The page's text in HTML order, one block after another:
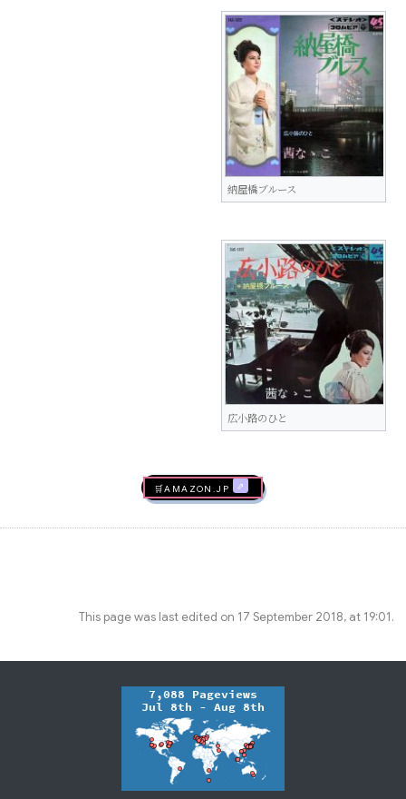
納屋橋ブルース
広小路のひと
🛒AMAZON.jp
This page was last edited on 17 September 2018, at 19:01.